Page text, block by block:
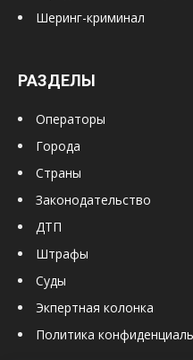
Шеринг-криминал
РАЗДЕЛЫ
Операторы
Города
Страны
Законодательство
ДТП
Штрафы
Суды
Экпертная колонка
Политика